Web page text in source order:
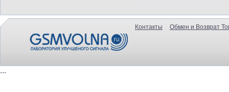
Контакты Обмен и Возврат
...